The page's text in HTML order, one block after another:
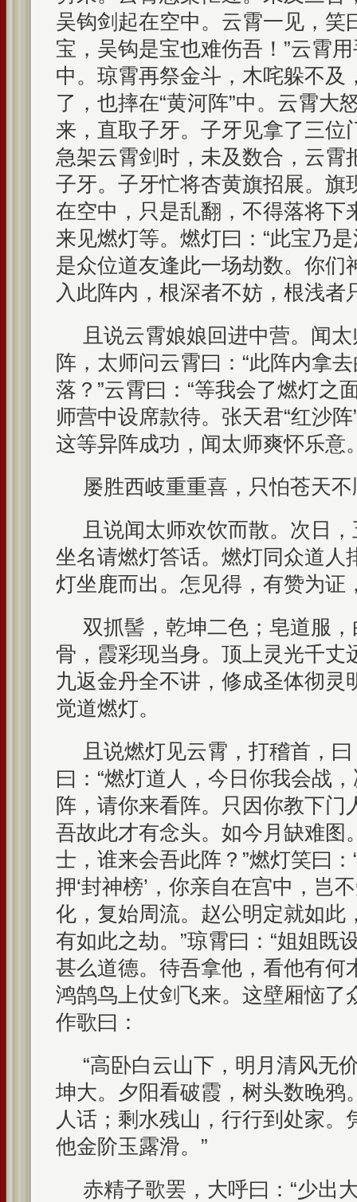
吴钩剑起在空中。云霄一见，笑
宝，吴钩是宝也难伤吾！”云霄
中。琼霄再祭金斗，木咤躲不及
了，也摔在“黄河阵”中。云霄大
来，直取子牙。子牙见拿了三位
急架云霄剑时，未及数合，云霄
子牙。子牙忙将杏黄旗招展。旗
在空中，只是乱翻，不得落将下
来见燃灯等。燃灯曰：“此宝乃
是众位道友逢此一场劫数。你们
入此阵内，根深者不妨，根浅者
且说云霄娘娘回进中营。闻
阵，太师问云霄曰：“此阵内拿
落？”云霄曰：“等我会了燃灯之
师营中设席款待。张天君“红沙
这等异阵成功，闻太师爽怀乐意
屡胜西岐重重喜，只怕苍天
且说闻太师欢饮而散。次日
坐名请燃灯答话。燃灯同众道人
灯坐鹿而出。怎见得，有赞为证
双抓髻，乾坤二色；皂道服
骨，霞彩现当身。顶上灵光千丈
九返金丹全不讲，修成圣体彻灵
觉道燃灯。
且说燃灯见云霄，打稽首，曰
曰：“燃灯道人，今日你我会战
阵，请你来看阵。只因你教下门
吾故此才有念头。如今月缺难图
士，谁来会吾此阵？”燃灯笑曰
押‘封神榜’，你亲自在宫中，岂
化，复始周流。赵公明定就如此
有如此之劫。”琼霄曰：“姐姐既
甚么道德。待吾拿他，看他有何
鸿鹄鸟上仗剑飞来。这壁厢恼了
作歌曰：
“高卧白云山下，明月清风无
坤大。夕阳看破霞，树头数晚鸦
人话；剩水残山，行行到处家。
他金阶玉露滑。”
赤精子歌罢，大呼曰：“少出